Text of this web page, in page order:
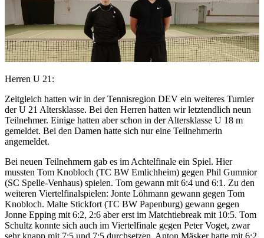
Herren U 21:
Zeitgleich hatten wir in der Tennisregion DEV ein weiteres Turnier
der U 21 Altersklasse. Bei den Herren hatten wir letztendlich neun
Teilnehmer. Einige hatten aber schon in der Altersklasse U 18 m
gemeldet. Bei den Damen hatte sich nur eine Teilnehmerin
angemeldet.
Bei neuen Teilnehmern gab es im Achtelfinale ein Spiel. Hier
mussten Tom Knobloch (TC BW Emlichheim) gegen Phil Gumnior
(SC Spelle-Venhaus) spielen. Tom gewann mit 6:4 und 6:1. Zu den
weiteren Viertelfinalspielen: Jonte Löhmann gewann gegen Tom
Knobloch. Malte Stickfort (TC BW Papenburg) gewann gegen
Jonne Epping mit 6:2, 2:6 aber erst im Matchtiebreak mit 10:5. Tom
Schultz konnte sich auch im Viertelfinale gegen Peter Voget, zwar
sehr knapp mit 7:5 und 7:5 durchsetzen. Anton Mäsker hatte mit 6:2